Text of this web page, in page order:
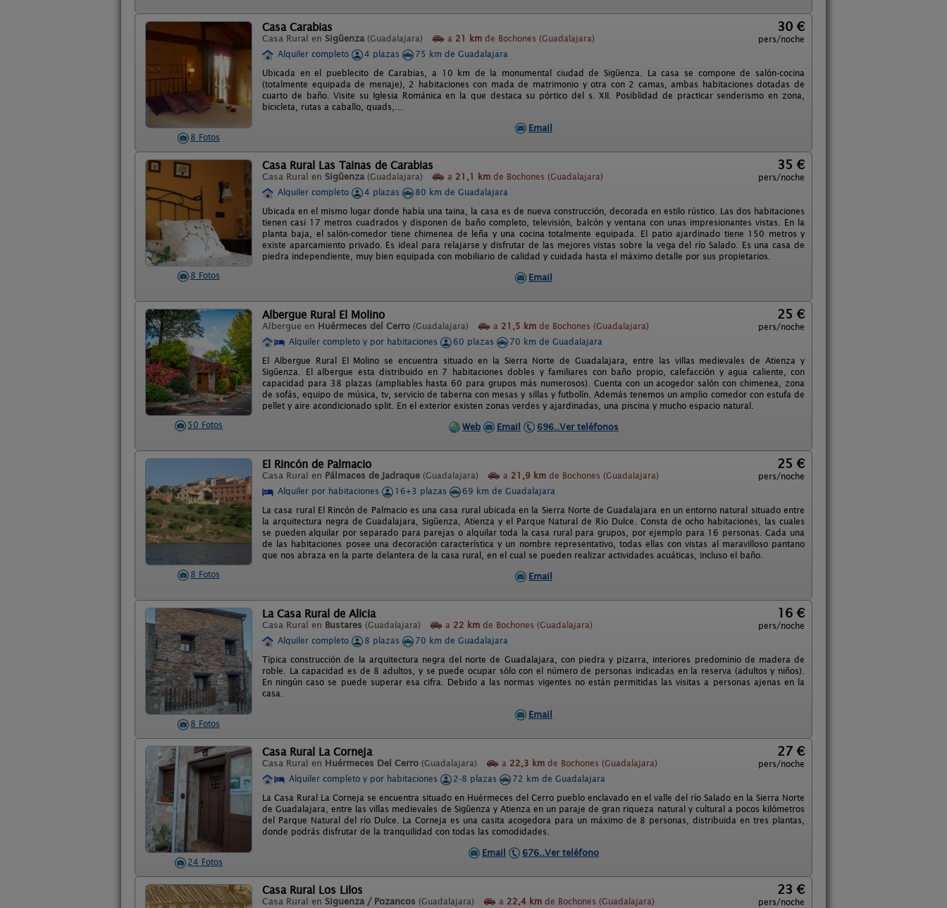
8 Fotos
Casa Carabias
Casa Rural en Sigüenza (Guadalajara) a 21 km de Bochones (Guadalajara)
30 €
pers/noche
Alquiler completo
4 plazas
75 km de Guadalajara
Ubicada en el pueblecito de Carabias, a 10 km de la monumental ciudad de Sigüenza. La casa se compone de salón-cocina
(totalmente equipada de menaje), 2 habitaciones con mada de matrimonio y otra con 2 camas, ambas habitaciones dotadas de
cuarto de baño. Visite su Iglesia Románica en la que destaca su pórtico del s. XII. Posiblidad de practicar senderismo en zona,
bicicleta, rutas a caballo, quads,...
Email
8 Fotos
Casa Rural Las Tainas de Carabias
Casa Rural en Sigüenza (Guadalajara) a 21,1 km de Bochones (Guadalajara)
35 €
pers/noche
Alquiler completo
4 plazas
80 km de Guadalajara
Ubicada en el mismo lugar donde había una taina, la casa es de nueva construcción, decorada en estilo rústico. Las dos habitaciones
tienen casi 17 metros cuadrados y disponen de baño completo, televisión, balcón y ventana con unas impresionantes vistas. En la
planta baja, el salón-comedor tiene chimenea de leña y una cocina totalmente equipada. El patio ajardinado tiene 150 metros y
existe aparcamiento privado. Es ideal para relajarse y disfrutar de las mejores vistas sobre la vega del río Salado. Es una casa de
piedra independiente, muy bien equipada con mobiliario de calidad y cuidada hasta el máximo detalle por sus propietarios.
Email
50 Fotos
Albergue Rural El Molino
Albergue en Huérmeces del Cerro (Guadalajara) a 21,5 km de Bochones (Guadalajara)
25 €
pers/noche
Alquiler completo y por habitaciones
60 plazas
70 km de Guadalajara
El Albergue Rural El Molino se encuentra situado en la Sierra Norte de Guadalajara, entre las villas medievales de Atienza y
Sigüenza. El albergue esta distribuido en 7 habitaciones dobles y familiares con baño propio, calefacción y agua caliente, con
capacidad para 38 plazas (ampliables hasta 60 para grupos más numerosos). Cuenta con un acogedor salón con chimenea, zona
de sofás, equipo de música, tv, servicio de taberna con mesas y sillas y futbolín. Además tenemos un amplio comedor con estufa de
pellet y aire acondicionado split. En el exterior existen zonas verdes y ajardinadas, una piscina y mucho espacio natural.
Web
Email 696..Ver teléfonos
8 Fotos
El Rincón de Palmacio
Casa Rural en Pálmaces de Jadraque (Guadalajara) a 21,9 km de Bochones (Guadalajara)
25 €
pers/noche
Alquiler por habitaciones
16+3 plazas
69 km de Guadalajara
La casa rural El Rincón de Palmacio es una casa rural ubicada en la Sierra Norte de Guadalajara en un entorno natural situado entre
la arquitectura negra de Guadalajara, Sigüenza, Atienza y el Parque Natural de Río Dulce. Consta de ocho habitaciones, las cuales
se pueden alquilar por separado para parejas o alquilar toda la casa rural para grupos, por ejemplo para 16 personas. Cada una
de las habitaciones posee una decoración característica y un nombre representativo, todas ellas con vistas al maravilloso pantano
que nos abraza en la parte delantera de la casa rural, en el cual se pueden realizar actividades acuáticas, incluso el baño.
Email
8 Fotos
La Casa Rural de Alicia
Casa Rural en Bustares (Guadalajara) a 22 km de Bochones (Guadalajara)
16 €
pers/noche
Alquiler completo
8 plazas
70 km de Guadalajara
Típica construcción de la arquitectura negra del norte de Guadalajara, con piedra y pizarra, interiores predominio de madera de
roble. La capacidad es de 8 adultos, y se puede ocupar sólo con el número de personas indicadas en la reserva (adultos y niños).
En ningún caso se puede superar esa cifra. Debido a las normas vigentes no están permitidas las visitas a personas ajenas en la
casa.
Email
24 Fotos
Casa Rural La Corneja
Casa Rural en Huérmeces Del Cerro (Guadalajara) a 22,3 km de Bochones (Guadalajara)
27 €
pers/noche
Alquiler completo y por habitaciones
2-8 plazas
72 km de Guadalajara
La Casa Rural La Corneja se encuentra situado en Huérmeces del Cerro pueblo enclavado en el valle del río Salado en la Sierra Norte
de Guadalajara, entre las villas medievales de Sigüenza y Atienza en un paraje de gran riqueza natural y cultural a pocos kilómetros
del Parque Natural del río Dulce. La Corneja es una casita acogedora para un máximo de 8 personas, distribuida en tres plantas,
donde podrás disfrutar de la tranquilidad con todas las comodidades.
Email
676..Ver teléfono
Casa Rural Los Lilos
Casa Rural en Siguenza / Pozancos (Guadalajara) a 22,4 km de Bochones (Guadalajara)
23 €
pers/noche